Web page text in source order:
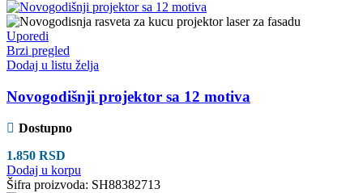
Uporedi
Brzi pregled
Dodaj u listu želja
Novogodišnji projektor sa 12 motiva
Dostupno
1.850 RSD
Dodaj u korpu
Šifra proizvoda: SH88382713